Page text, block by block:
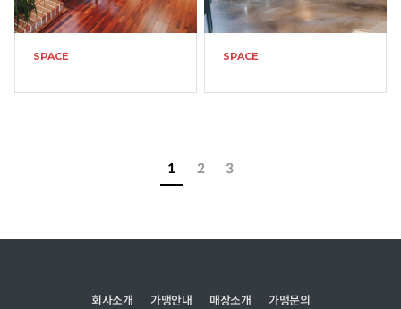
SPACE SPACE
1 2 3
회사소개 가맹안내 매장소개 가맹문의